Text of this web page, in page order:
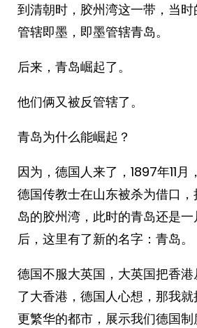
到清朝时，胶州湾这一带，当
管辖即墨，即墨管辖青岛。
后来，青岛崛起了。
他们俩又被反管辖了。
青岛为什么能崛起？
因为，德国人来了，1897年11月
德国传教士在山东被杀为借口
岛的胶州湾，此时的青岛还是
后，这里有了新的名字：青岛。
德国不服大英国，大英国把香
了大香港，德国人心想，那我
更繁华的都市，展示我们德国制